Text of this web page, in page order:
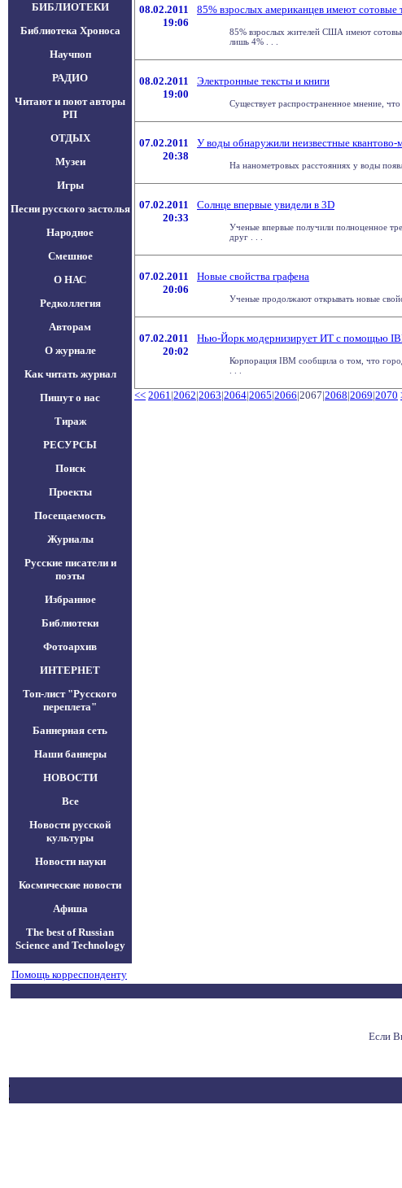
БИБЛИОТЕКИ
Библиотека Хроноса
Научпоп
РАДИО
Читают и поют авторы
РП
ОТДЫХ
Музеи
Игры
Песни русского застолья
Народное
Смешное
О НАС
Редколлегия
Авторам
О журнале
Как читать журнал
Пишут о нас
Тираж
РЕСУРСЫ
Поиск
Проекты
Посещаемость
Журналы
Русские писатели и
поэты
Избранное
Библиотеки
Фотоархив
ИНТЕРНЕТ
Топ-лист "Русского
переплета"
Баннерная сеть
Наши баннеры
НОВОСТИ
Все
Новости русской
культуры
Новости науки
Космические новости
Афиша
The best of Russian
Science and Technology
08.02.2011
19:06
85% взрослых американцев имеют
85% взрослых жителей США имеют
лишь 4% . . .
08.02.2011
19:00
Электронные тексты и книги
Существует распространенное мнение,
07.02.2011
20:38
У воды обнаружили неизвестные квантово-
На нанометровых расстояниях у воды
07.02.2011
20:33
Солнце впервые увидели в 3D
Ученые впервые получили полноценное
друг . . .
07.02.2011
20:06
Новые свойства графена
Ученые продолжают открывать новые
07.02.2011
20:02
Нью-Йорк модернизирует ИТ с помощью
Корпорация IBM сообщила о том, что
<< 2061|2062|2063|2064|2065|2066|2067|2068|2069|2070
Помощь корреспонденту
Если